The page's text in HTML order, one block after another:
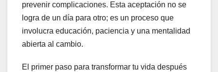
prevenir complicaciones. Esta aceptación no se
logra de un día para otro; es un proceso que
involucra educación, paciencia y una mentalidad
abierta al cambio.
El primer paso para transformar tu vida después